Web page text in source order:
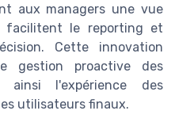
aux managers une vue
facilitent le reporting et
Cette innovation
gestion proactive des
ainsi l'expérience des
utilisateurs finaux.